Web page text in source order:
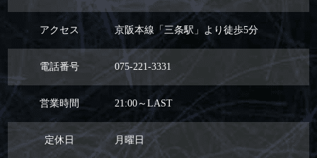
アクセス 京阪本線「三条駅」より徒歩5分
電話番号 075-221-3331
営業時間 21:00～LAST
定休日 月曜日